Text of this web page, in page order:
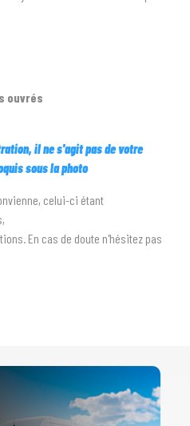
ouvrés
il ne s'agit pas de votre
sous la photo
celui-ci étant
En cas de doute n'hésitez pas